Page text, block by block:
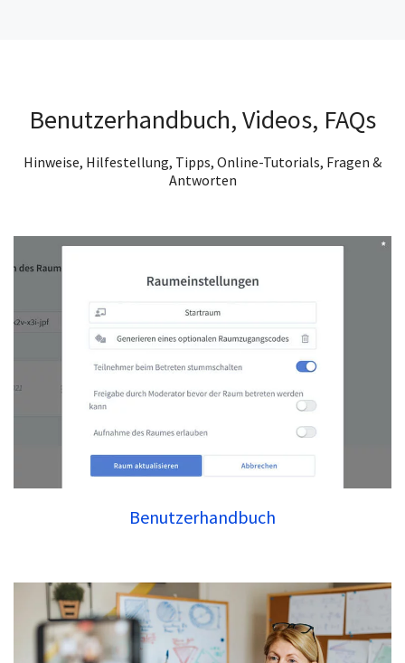
Benutzerhandbuch, Videos, FAQs
Hinweise, Hilfestellung, Tipps, Online-Tutorials, Fragen &
Antworten
Benutzerhandbuch